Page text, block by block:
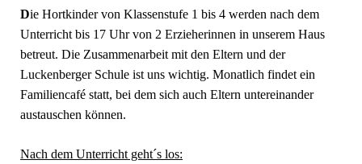
Die Hortkinder von Klassenstufe 1 bis 4 werden nach dem
Unterricht bis 17 Uhr von 2 Erzieherinnen in unserem Haus
betreut. Die Zusammenarbeit mit den Eltern und der
Luckenberger Schule ist uns wichtig. Monatlich findet ein
Familiencafé statt, bei dem sich auch Eltern untereinander
austauschen können.
Nach dem Unterricht geht´s los: